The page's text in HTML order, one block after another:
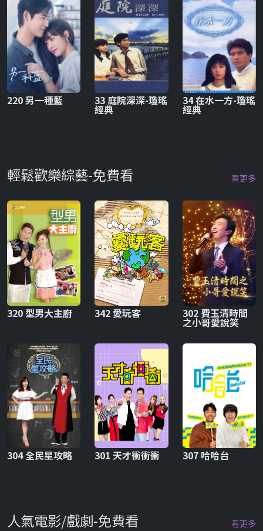
220 另一種藍 33 庭院深深-瓊瑤
經典
34 在水一方-瓊瑤
經典
輕鬆歡樂綜藝-免費看 看更多
320 型男大主廚 342 愛玩客 302 費玉清時間
之小哥愛說笑
304 全民星攻略 301 天才衝衝衝 307 哈哈台
人氣電影/戲劇-免費看 看更多